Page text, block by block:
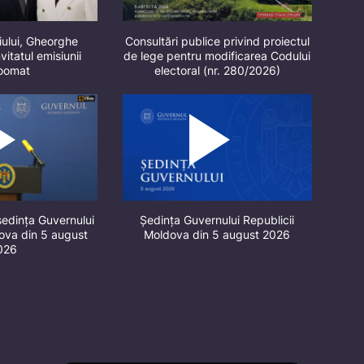
Gheorghe
emisiunii
Consultări publice privind proiectul
de lege pentru modificarea Codului
electoral (nr. 280/2026)
Guvernului
din 5 august
Ședința Guvernului Republicii
Moldova din 5 august 2026